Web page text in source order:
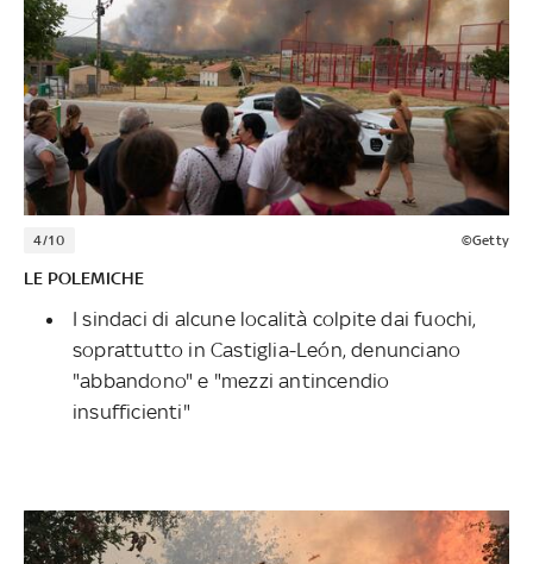
4/10 ©Getty
LE POLEMICHE
I sindaci di alcune località colpite dai fuochi,
soprattutto in Castiglia-León, denunciano
"abbandono" e "mezzi antincendio
insufficienti"